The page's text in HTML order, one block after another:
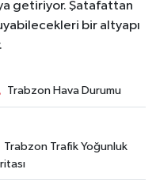
getiriyor. Şatafattan
bir altyapı
Trabzon Hava Durumu
Trabzon Trafik Yoğunluk